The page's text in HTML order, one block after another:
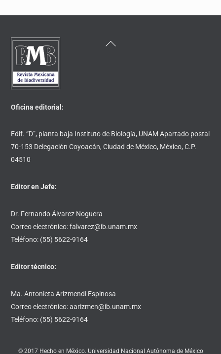
Back
Oficina editorial:
Edif. “D”, planta baja Instituto de Biología, UNAM Apartado postal
70-153 Delegación Coyoacán, Ciudad de México, México, C.P.
04510
Editor en Jefe:
Dr. Fernando Álvarez Noguera
Correo electrónico: falvarez@ib.unam.mx
Teléfono: (55) 5622-9164
Editor técnico:
Ma. Antonieta Arizmendi Espinosa
Correo electrónico: aarizmen@ib.unam.mx
Teléfono: (55) 5622-9164
© 2017 Hecho en México. Universidad Nacional Autónoma de México